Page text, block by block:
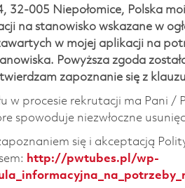
32-005 Niepołomice, Polska
na stanowisko wskazane w
w mojej aplikacji na
Powyższa zgoda
zapoznanie się z
w procesie rekrutacji ma Pani /
spowoduje niezwłoczne
się i akceptacją
http://pwtubes.pl/wp-